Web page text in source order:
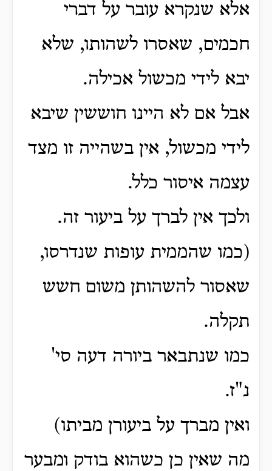
אלא שנקרא עובר על דברי
חכמים, שאסרו לשהותו, שלא
יבא לידי מכשול אכילה.
אבל אם לא היינו חוששין שיבא
לידי מכשול, אין בשהייה זו מצד
עצמה איסור כלל.
ולכך אין לברך על ביעור זה.
(כמו שהממית עופות שנדרסו,
שאסור להשהותן משום חשש
תקלה.
כמו שנתבאר ביורה דעה סי'
נ"ז.
ואין מברך על ביעורן מביתו)
מה שאין כן כשהוא בודק ומבער